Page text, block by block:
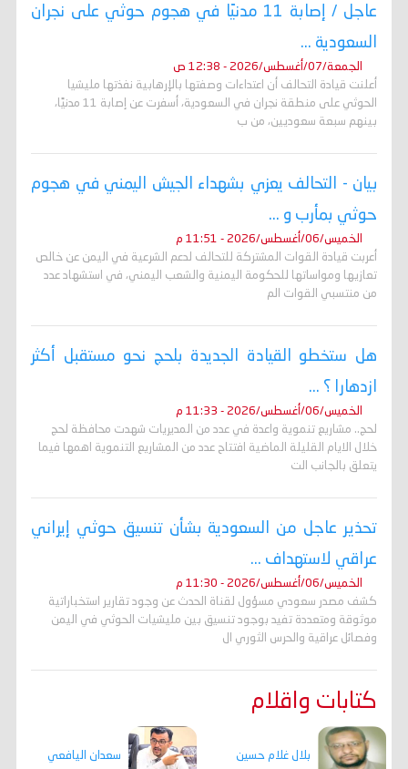
عاجل / إصابة 11 مدنيًا في هجوم حوثي على نجران
السعودية ...
الجمعة/07/أغسطس/2026 - 12:38 ص
أعلنت قيادة التحالف أن اعتداءات وصفتها بالإرهابية نفذتها مليشيا
الحوثي على منطقة نجران في السعودية، أسفرت عن إصابة 11 مدنيًا،
بينهم سبعة سعوديين، من ب
بيان - التحالف يعزي بشهداء الجيش اليمني في هجوم
حوثي بمأرب و ...
الخميس/06/أغسطس/2026 - 11:51 م
أعربت قيادة القوات المشتركة للتحالف لدعم الشرعية في اليمن عن خالص
تعازيها ومواساتها للحكومة اليمنية والشعب اليمني، في استشهاد عدد
من منتسبي القوات الم
هل ستخطو القيادة الجديدة بلحج نحو مستقبل أكثر
ازدهارا ؟ ...
الخميس/06/أغسطس/2026 - 11:33 م
لحج.. مشاريع تنموية واعدة في عدد من المديريات شهدت محافظة لحج
خلال الايام القليلة الماضية افتتاح عدد من المشاريع التنموية اهمها فيما
يتعلق بالجانب الت
تحذير عاجل من السعودية بشأن تنسيق حوثي إيراني
عراقي لاستهداف ...
الخميس/06/أغسطس/2026 - 11:30 م
كشف مصدر سعودي مسؤول لقناة الحدث عن وجود تقارير استخباراتية
موثوقة ومتعددة تفيد بوجود تنسيق بين مليشيات الحوثي في اليمن
وفصائل عراقية والحرس الثوري ال
كتابات واقلام
بلال غلام حسين سعدان اليافعي